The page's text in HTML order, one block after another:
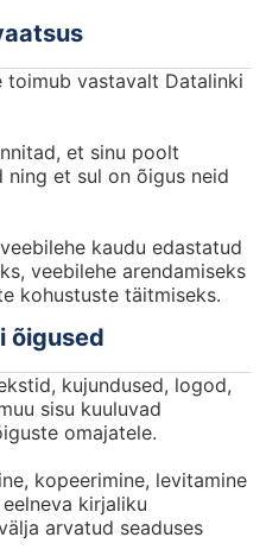
toimub vastavalt Datalinki
et sinu poolt
et sul on õigus neid
kaudu edastatud
veebilehe arendamiseks
kohustuste täitmiseks.
õigused
kujundused, logod,
sisu kuuluvad
omajatele.
kopeerimine, levitamine
kirjaliku
arvatud seaduses